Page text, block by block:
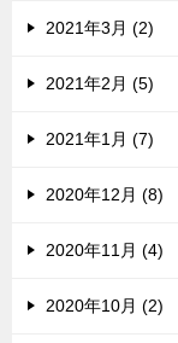
2021年3月 (2)
2021年2月 (5)
2021年1月 (7)
2020年12月 (8)
2020年11月 (4)
2020年10月 (2)